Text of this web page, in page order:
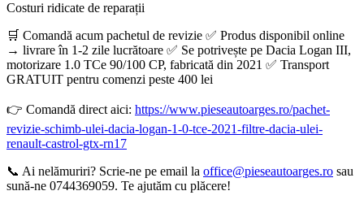
Costuri ridicate de reparații
🛒 Comandă acum pachetul de revizie ✅ Produs disponibil online
→ livrare în 1-2 zile lucrătoare ✅ Se potrivește pe Dacia Logan III,
motorizare 1.0 TCe 90/100 CP, fabricată din 2021 ✅ Transport
GRATUIT pentru comenzi peste 400 lei
👉 Comandă direct aici: https://www.pieseautoarges.ro/pachet-
revizie-schimb-ulei-dacia-logan-1-0-tce-2021-filtre-dacia-ulei-
renault-castrol-gtx-rn17
📞 Ai nelămuriri? Scrie-ne pe email la office@pieseautoarges.ro sau
sună-ne 0744369059. Te ajutăm cu plăcere!